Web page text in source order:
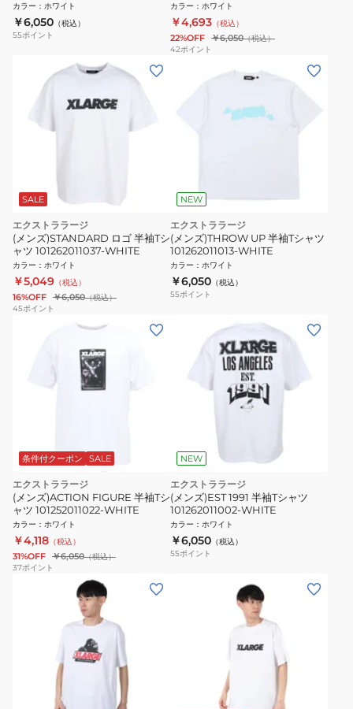
カラー ： ホワイト
￥6,050 （税込）
55ポイント
カラー ： ホワイト
￥4,693 （税込）
22%OFF ￥6,050（税込）
42ポイント
SALE
エクストララージ
(メンズ)STANDARD ロゴ 半袖Tシ
ャツ 101262011037-WHITE
カラー ： ホワイト
￥5,049 （税込）
16%OFF ￥6,050（税込）
45ポイント
NEW
エクストララージ
(メンズ)THROW UP 半袖Tシャツ
101262011013-WHITE
カラー ： ホワイト
￥6,050 （税込）
55ポイント
条件付クーポン SALE
エクストララージ
(メンズ)ACTION FIGURE 半袖Tシ
ャツ 101252011022-WHITE
カラー ： ホワイト
￥4,118 （税込）
31%OFF ￥6,050（税込）
37ポイント
NEW
エクストララージ
(メンズ)EST 1991 半袖Tシャツ
101262011002-WHITE
カラー ： ホワイト
￥6,050 （税込）
55ポイント